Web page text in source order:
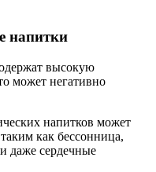
напитки
высокую
может негативно
напитков может
как бессонница,
даже сердечные